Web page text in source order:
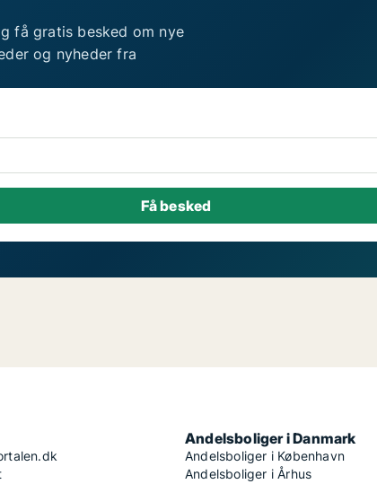
få gratis besked om nye
og nyheder fra
Andelsboliger i Danmark
Andelsboliger i København
Andelsboliger i Århus